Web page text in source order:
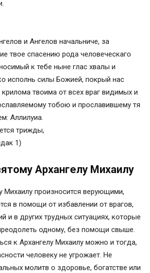
и Ангелов начальниче, за
твое спасению рода человеческаго
к тебе ныне глас хвалы и
исполнь силы Божией, покрый нас
твоима от всех враг видимых и
тобою и прославившему тя
Аллилуиа.
трижды,
1)
Архангелу Михаилу
Михаилу произносится верующими,
в помощи от избавлении от врагов,
и в других трудных ситуациях, которые
одному, без помощи свыше.
к Архангелу Михаилу можно и тогда,
человеку не угрожает. Не
молитв о здоровье, богатстве или